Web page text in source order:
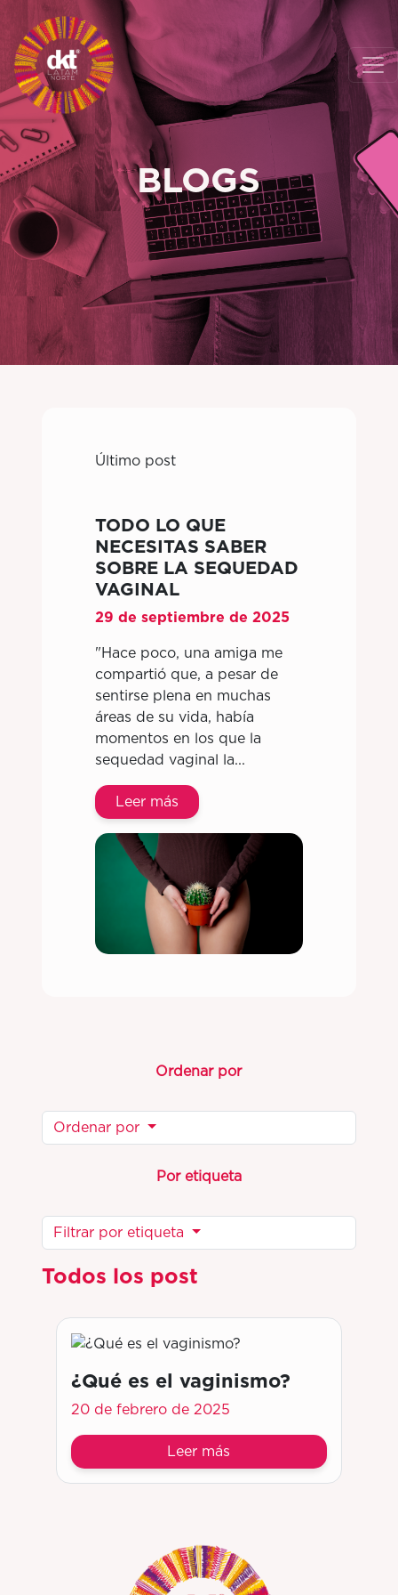
BLOGS
Último post
TODO LO QUE
NECESITAS SABER
SOBRE LA SEQUEDAD
VAGINAL
29 de septiembre de 2025
"Hace poco, una amiga me
compartió que, a pesar de
sentirse plena en muchas
áreas de su vida, había
momentos en los que la
sequedad vaginal la...
Leer más
Ordenar por
Ordenar por
Por etiqueta
Filtrar por etiqueta
Todos los post
¿Qué es el vaginismo?
20 de febrero de 2025
Leer más